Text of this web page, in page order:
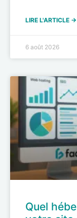
LIRE L'ARTICLE →
6 août 2026
Quel